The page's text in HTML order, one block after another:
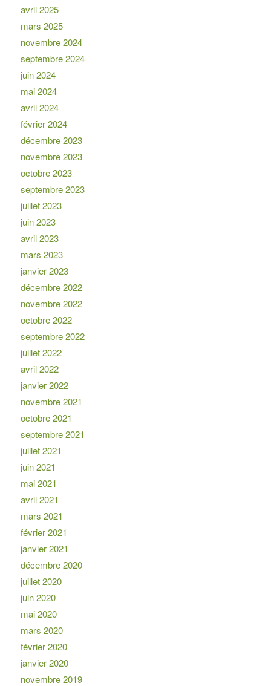
avril 2025
mars 2025
novembre 2024
septembre 2024
juin 2024
mai 2024
avril 2024
février 2024
décembre 2023
novembre 2023
octobre 2023
septembre 2023
juillet 2023
juin 2023
avril 2023
mars 2023
janvier 2023
décembre 2022
novembre 2022
octobre 2022
septembre 2022
juillet 2022
avril 2022
janvier 2022
novembre 2021
octobre 2021
septembre 2021
juillet 2021
juin 2021
mai 2021
avril 2021
mars 2021
février 2021
janvier 2021
décembre 2020
juillet 2020
juin 2020
mai 2020
mars 2020
février 2020
janvier 2020
novembre 2019